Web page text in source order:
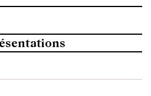
Murray, Héla Fattoumi, Éric